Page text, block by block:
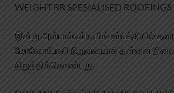
WEIGHT RR SPESIALISED
இன்று அஸ்பால்டிக்ரஃபிங் உற்பத்தியில்
மோனோபோலி நிறுவனமாக தன்னை நிலை
நிறுத்திக்கொண்டது.